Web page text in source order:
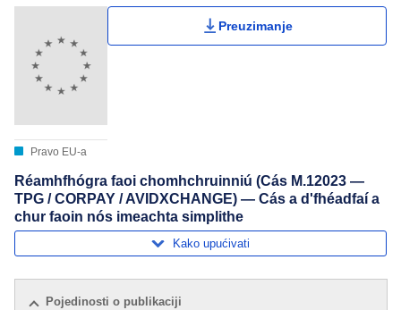
Ocjene korisnika
Pravo EU-a
Preuzimanje
Réamhfhógra faoi chomhchruinniú (Cás M.12023 —
TPG / CORPAY / AVIDXCHANGE) — Cás a d'fhéadfaí a
chur faoin nós imeachta simplithe
Kako upućivati
Pojedinosti o publikaciji